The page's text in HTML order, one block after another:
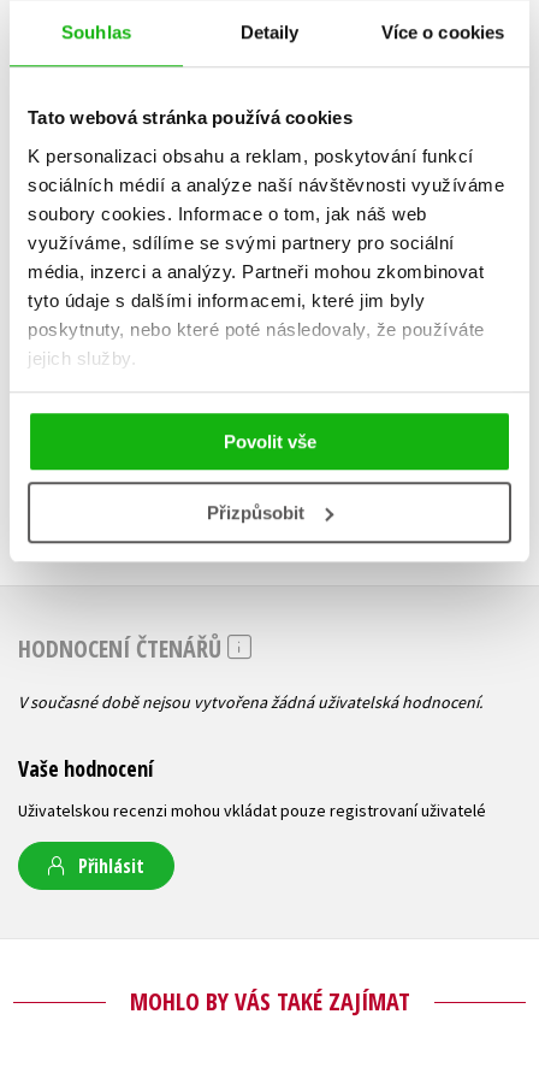
Souhlas Detaily Více o cookies
Tato webová stránka používá cookies
K personalizaci obsahu a reklam, poskytování funkcí
sociálních médií a analýze naší návštěvnosti využíváme
soubory cookies. Informace o tom, jak náš web
využíváme, sdílíme se svými partnery pro sociální
média, inzerci a analýzy. Partneři mohou zkombinovat
tyto údaje s dalšími informacemi, které jim byly
poskytnuty, nebo které poté následovaly, že používáte
jejich služby.
Povolit vše
Přizpůsobit
Nejlepší fotbalové
příběhy
Matt Oldfield
Do košíku
HODNOCENÍ ČTENÁŘŮ
V současné době nejsou vytvořena žádná uživatelská hodnocení.
Vaše hodnocení
Uživatelskou recenzi mohou vkládat pouze registrovaní uživatelé
Přihlásit
MOHLO BY VÁS TAKÉ ZAJÍMAT